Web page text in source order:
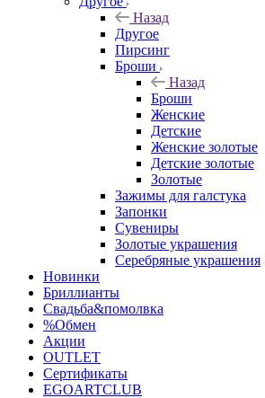
Назад
Другое
Пирсинг
Броши
Назад
Броши
Женские
Детские
Женские золотые
Детские золотые
Золотые
Зажимы для галстука
Запонки
Сувениры
Золотые украшения
Серебряные украшения
Новинки
Бриллианты
Свадьба&помолвка
%Обмен
Акции
OUTLET
Сертификаты
EGOARTCLUB